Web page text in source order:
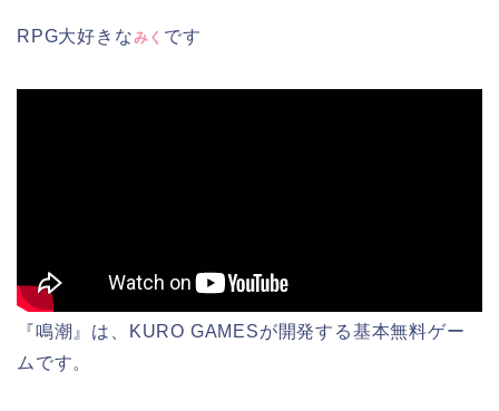
RPG大好きなみく です
『鳴潮』は、KURO GAMESが開発する基本無料ゲー
ムです。